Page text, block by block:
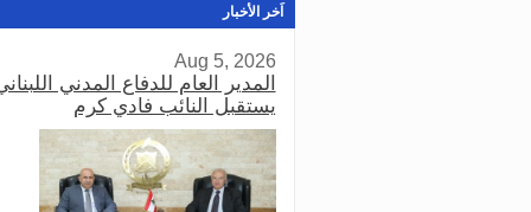
Aug 3, 2026
صدر عن دائرة الإعلام والعلاقات
في المديرية العامة للدفاع المدني
اللبناني البيان الآتي:
اَخر الأخبار
Aug 5, 2026
المدير العام للدفاع المدني
يستقبل النائب فادي كرم